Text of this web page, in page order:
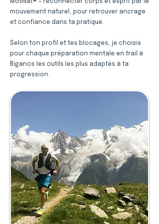
MovNat® — reconnecter corps et esprit par le
mouvement naturel, pour retrouver ancrage
et confiance dans ta pratique.
Selon ton profil et tes blocages, je choisis
pour chaque préparation mentale en trail à
Biganos les outils les plus adaptés à ta
progression.